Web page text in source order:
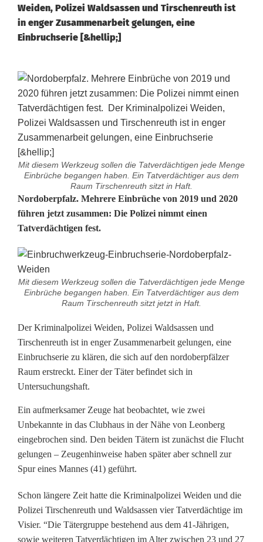
Weiden, Polizei Waldsassen und Tirschenreuth ist
in enger Zusammenarbeit gelungen, eine
Einbruchserie [&hellip;]
Mit diesem Werkzeug sollen die Tatverdächtigen jede Menge
Einbrüche begangen haben. Ein Tatverdächtiger aus dem
Raum Tirschenreuth sitzt in Haft.
E
i
n
b
c
h
s
e
r
i
e
:
P
o
Nordoberpfalz. Mehrere Einbrüche von 2019 und 2020
führen jetzt zusammen: Die Polizei nimmt einen
Tatverdächtigen fest.
Mit diesem Werkzeug sollen die Tatverdächtigen jede Menge
Einbrüche begangen haben. Ein Tatverdächtiger aus dem
Raum Tirschenreuth sitzt jetzt in Haft.
Der Kriminalpolizei Weiden, Polizei Waldsassen und
Tirschenreuth ist in enger Zusammenarbeit gelungen, eine
Einbruchserie zu klären, die sich auf den nordoberpfälzer
Raum erstreckt. Einer der Täter befindet sich in
Untersuchungshaft.
Ein aufmerksamer Zeuge hat beobachtet, wie zwei
Unbekannte in das Clubhaus in der Nähe von Leonberg
eingebrochen sind. Den beiden Tätern ist zunächst die Flucht
gelungen – Zeugenhinweise haben später aber schnell zur
Spur eines Mannes (41) geführt.
Schon längere Zeit hatte die Kriminalpolizei Weiden und die
Polizei Tirschenreuth und Waldsassen vier Tatverdächtige im
Visier. “Die Tätergruppe bestehend aus dem 41-Jährigen,
sowie weiteren Tatverdächtigen im Alter zwischen 23 und 27